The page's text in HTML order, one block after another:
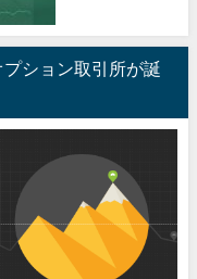
ション取引所が誕